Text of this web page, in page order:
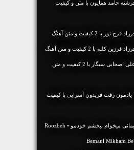
حامد همایون با متن و کیفیت
با 2 کیفیت و متن آهنگ
کلبه با 2 کیفیت و متن آهنگ
دانلود آهنگ جديد علی اصحابی سیگار با 2 کیفیت و متن
یادمون رفت فریدون آسرایی با کیفیت
دانلود آهنگ روزبه بمانی میخوام ببخشم خودمو • Roozbeh
Bemani Mikham